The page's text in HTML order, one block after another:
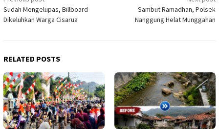
navigation
Sudah Mengelupas, Billboard
Dikeluhkan Warga Cisarua
Sambut Ramadhan, Polsek
Nanggung Helat Munggahan
RELATED POSTS